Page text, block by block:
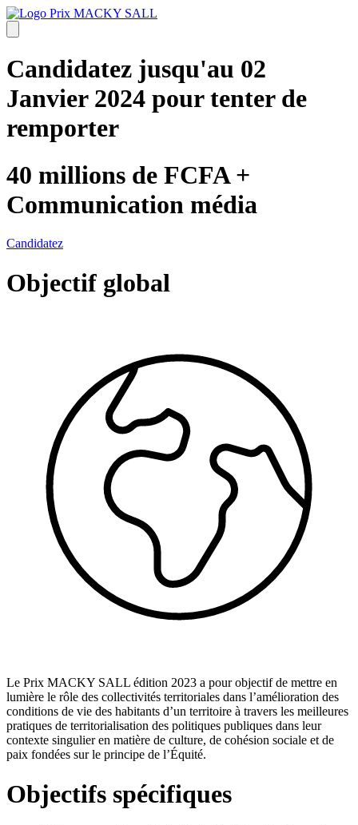
Candidatez jusqu'au 02
Janvier 2024 pour tenter de
remporter
40 millions de FCFA +
Communication média
Candidatez
Objectif global
Le Prix MACKY SALL édition 2023 a pour objectif de mettre en
lumière le rôle des collectivités territoriales dans l’amélioration des
conditions de vie des habitants d’un territoire à travers les meilleures
pratiques de territorialisation des politiques publiques dans leur
contexte singulier en matière de culture, de cohésion sociale et de
paix fondées sur le principe de l’Équité.
Objectifs spécifiques